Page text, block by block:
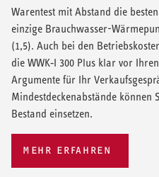
Warentest mit Abstand die
einzige Brauchwasser-
(1,5). Auch bei den
die WWK‑I 300 Plus klar vor
Argumente für Ihr
Mindestdeckenabstände können
Bestand einsetzen.
MEHR ERFAHREN